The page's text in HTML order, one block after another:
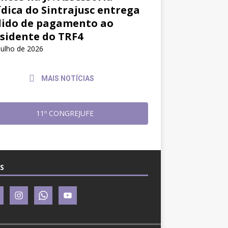
do Sintrajusc entrega
de pagamento ao
do TRF4
de 2026
MAIS NOTÍCIAS
11º CONGREJUFE